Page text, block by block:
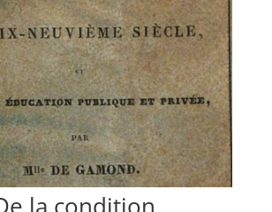
la condition